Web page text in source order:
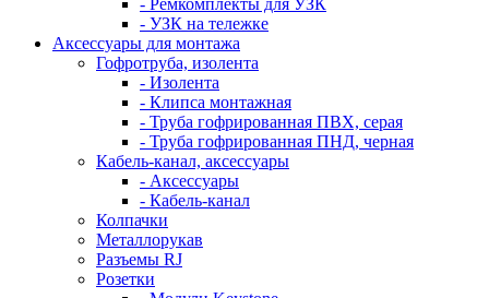
- Ремкомплекты для УЗК
- УЗК на тележке
Аксессуары для монтажа
Гофротруба, изолента
- Изолента
- Клипса монтажная
- Труба гофрированная ПВХ, серая
- Труба гофрированная ПНД, черная
Кабель-канал, аксессуары
- Аксессуары
- Кабель-канал
Колпачки
Металлорукав
Разъемы RJ
Розетки